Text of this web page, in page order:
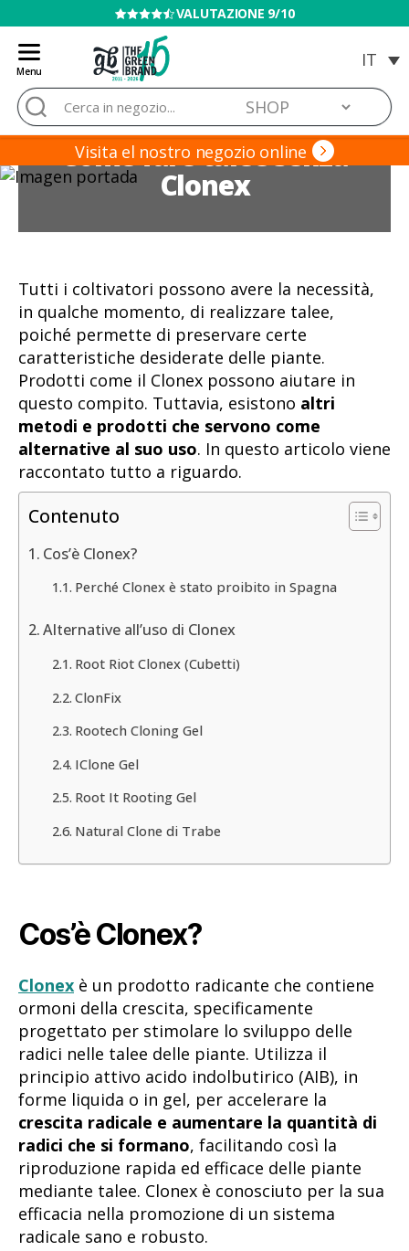
VENDITA VIETATA AI MINORI
Menu
Blog
de
Grow
Barato
Cerca:
Visita el nostro negozio online
Come fare talee senza
Clonex
Tutti i coltivatori possono avere la necessità,
in qualche momento, di realizzare talee,
poiché permette di preservare certe
caratteristiche desiderate delle piante.
Prodotti come il Clonex possono aiutare in
questo compito. Tuttavia, esistono altri
metodi e prodotti che servono come
alternative al suo uso. In questo articolo viene
raccontato tutto a riguardo.
Contenuto
Cos’è Clonex?
Perché Clonex è stato proibito in Spagna
Alternative all’uso di Clonex
Root Riot Clonex (Cubetti)
ClonFix
Rootech Cloning Gel
IClone Gel
Root It Rooting Gel
Natural Clone di Trabe
Cos’è Clonex?
Clonex è un prodotto radicante che contiene
ormoni della crescita, specificamente
progettato per stimolare lo sviluppo delle
radici nelle talee delle piante. Utilizza il
principio attivo acido indolbutirico (AIB), in
forme liquida o in gel, per accelerare la
crescita radicale e aumentare la quantità di
radici che si formano, facilitando così la
riproduzione rapida ed efficace delle piante
mediante talee. Clonex è conosciuto per la sua
efficacia nella promozione di un sistema
radicale sano e robusto.